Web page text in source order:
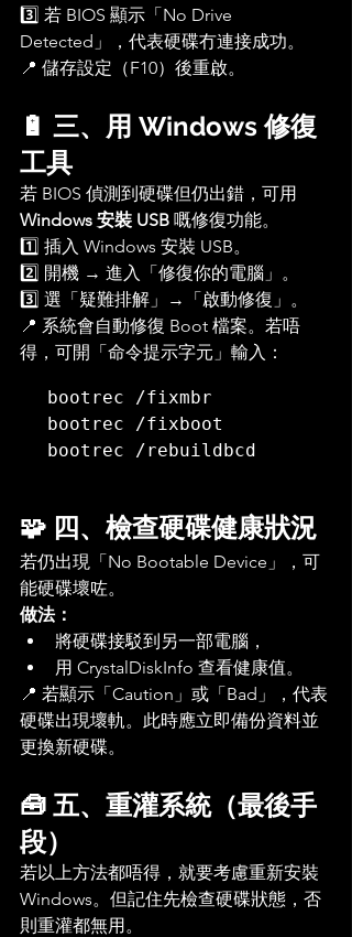
3️⃣ 若 BIOS 顯示「No Drive
Detected」，代表硬碟冇連接成功。
📍 儲存設定（F10）後重啟。
🔋 三、用 Windows 修復
工具
若 BIOS 偵測到硬碟但仍出錯，可用
Windows 安裝 USB 嘅修復功能。
1️⃣ 插入 Windows 安裝 USB。
2️⃣ 開機 → 進入「修復你的電腦」。
3️⃣ 選「疑難排解」→「啟動修復」。
📍 系統會自動修復 Boot 檔案。若唔
得，可開「命令提示字元」輸入：
bootrec /fixmbr
bootrec /fixboot
🧩 四、檢查硬碟健康狀況
若仍出現「No Bootable Device」，可
能硬碟壞咗。
做法：
將硬碟接駁到另一部電腦，
用 CrystalDiskInfo 查看健康值。
📍 若顯示「Caution」或「Bad」，代表
硬碟出現壞軌。此時應立即備份資料並
更換新硬碟。
🧰 五、重灌系統（最後手
段）
若以上方法都唔得，就要考慮重新安裝
Windows。但記住先檢查硬碟狀態，否
則重灌都無用。